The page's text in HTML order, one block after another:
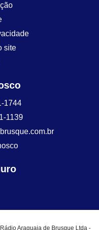
site
1744
1139
Araguaia de Brusque Ltda -